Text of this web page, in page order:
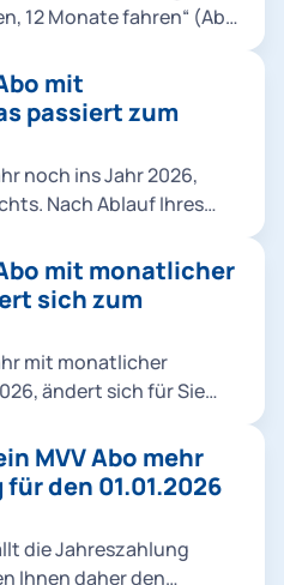
12 Monate fahren“ (Abo,
Rabatt. Einen Vergleich
alt/neu finden Sie hier.
Rabatt sofort und zahlen
von 3
möglich ist.
werden. Alle
bleiben
mit
passiert zum
noch ins Jahr 2026,
Ihres
zum weiteren
mit monatlicher
sich zum
mit monatlicher
ändert sich für Sie
Freimonate wird Ihr
neue Modell
MVV Abo mehr
den 01.01.2026
die Jahreszahlung